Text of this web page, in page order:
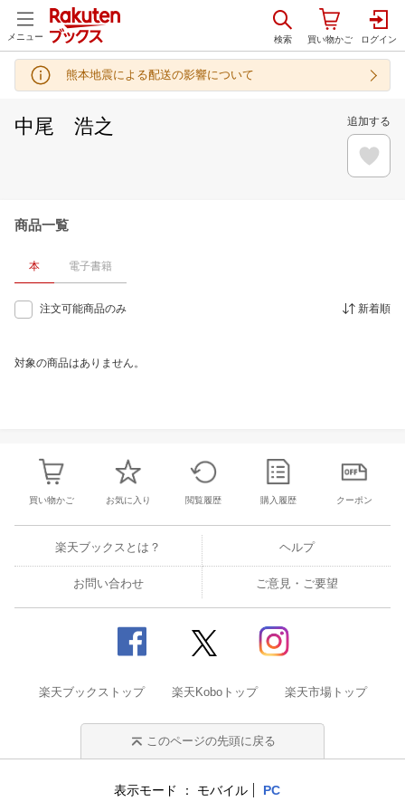
メニュー
熊本地震による配送の影響について
中尾 浩之 追加する
商品一覧
本 電子書籍
注文可能商品のみ 新着順
対象の商品はありません。
買い物かご お気に入り 閲覧履歴 購入履歴 クーポン
楽天ブックスとは？ ヘルプ
お問い合わせ ご意見・ご要望
楽天ブックストップ 楽天Koboトップ 楽天市場トップ
このページの先頭に戻る
表示モード モバイル PC